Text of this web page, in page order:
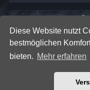
Diese Website nutzt
bestmöglichen
bieten. Mehr erfahren
Powered by